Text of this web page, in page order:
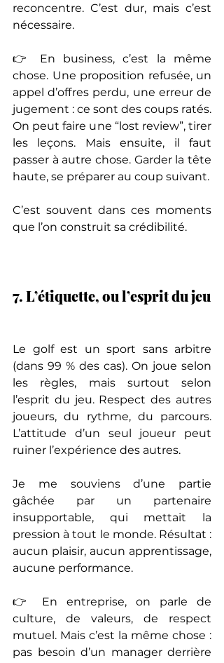
reconcentre. C’est dur, mais c’est
nécessaire.
👉 En business, c’est la même
chose. Une proposition refusée, un
appel d’offres perdu, une erreur de
jugement : ce sont des coups ratés.
On peut faire une “lost review”, tirer
les leçons. Mais ensuite, il faut
passer à autre chose. Garder la tête
haute, se préparer au coup suivant.
C’est souvent dans ces moments
que l’on construit sa crédibilité.
7. L’étiquette, ou l’esprit du jeu
Le golf est un sport sans arbitre
(dans 99 % des cas). On joue selon
les règles, mais surtout selon
l’esprit du jeu. Respect des autres
joueurs, du rythme, du parcours.
L’attitude d’un seul joueur peut
ruiner l’expérience des autres.
Je me souviens d’une partie
gâchée par un partenaire
insupportable, qui mettait la
pression à tout le monde. Résultat :
aucun plaisir, aucun apprentissage,
aucune performance.
👉 En entreprise, on parle de
culture, de valeurs, de respect
mutuel. Mais c’est la même chose :
pas besoin d’un manager derrière